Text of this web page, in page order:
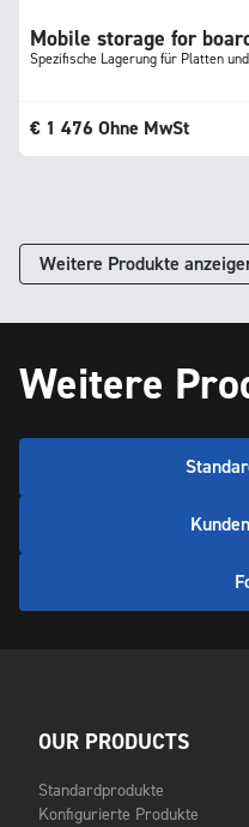
Mobile storage for
Spezifische Lagerung für Platten
€ 1 476 Ohne MwSt
Weitere Produkte
Weitere
OUR PRODUCTS
Standardprodukte
Konfigurierte Produkte